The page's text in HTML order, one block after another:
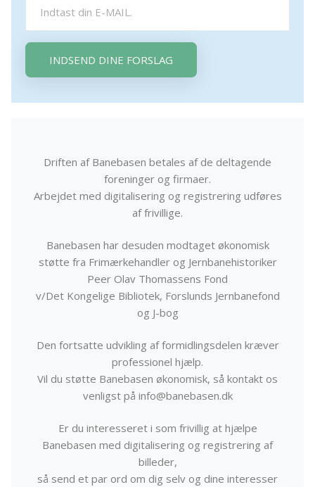
INDSEND DINE FORSLAG
Driften af Banebasen betales af de deltagende
foreninger og firmaer.
Arbejdet med digitalisering og registrering udføres
af frivillige.
Banebasen har desuden modtaget økonomisk
støtte fra Frimærkehandler og Jernbanehistoriker
Peer Olav Thomassens Fond
v/Det Kongelige Bibliotek, Forslunds Jernbanefond
og J-bog
Den fortsatte udvikling af formidlingsdelen kræver
professionel hjælp.
Vil du støtte Banebasen økonomisk, så kontakt os
venligst på info@banebasen.dk
Er du interesseret i som frivillig at hjælpe
Banebasen med digitalisering og registrering af
billeder,
så send et par ord om dig selv og dine interesser